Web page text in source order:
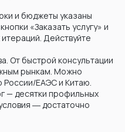
и бюджеты указаны
«Заказать услугу» и
Действуйте
От быстрой консультации
рынкам. Можно
России/ЕАЭС и Китаю.
— десятки профильных
― достаточно